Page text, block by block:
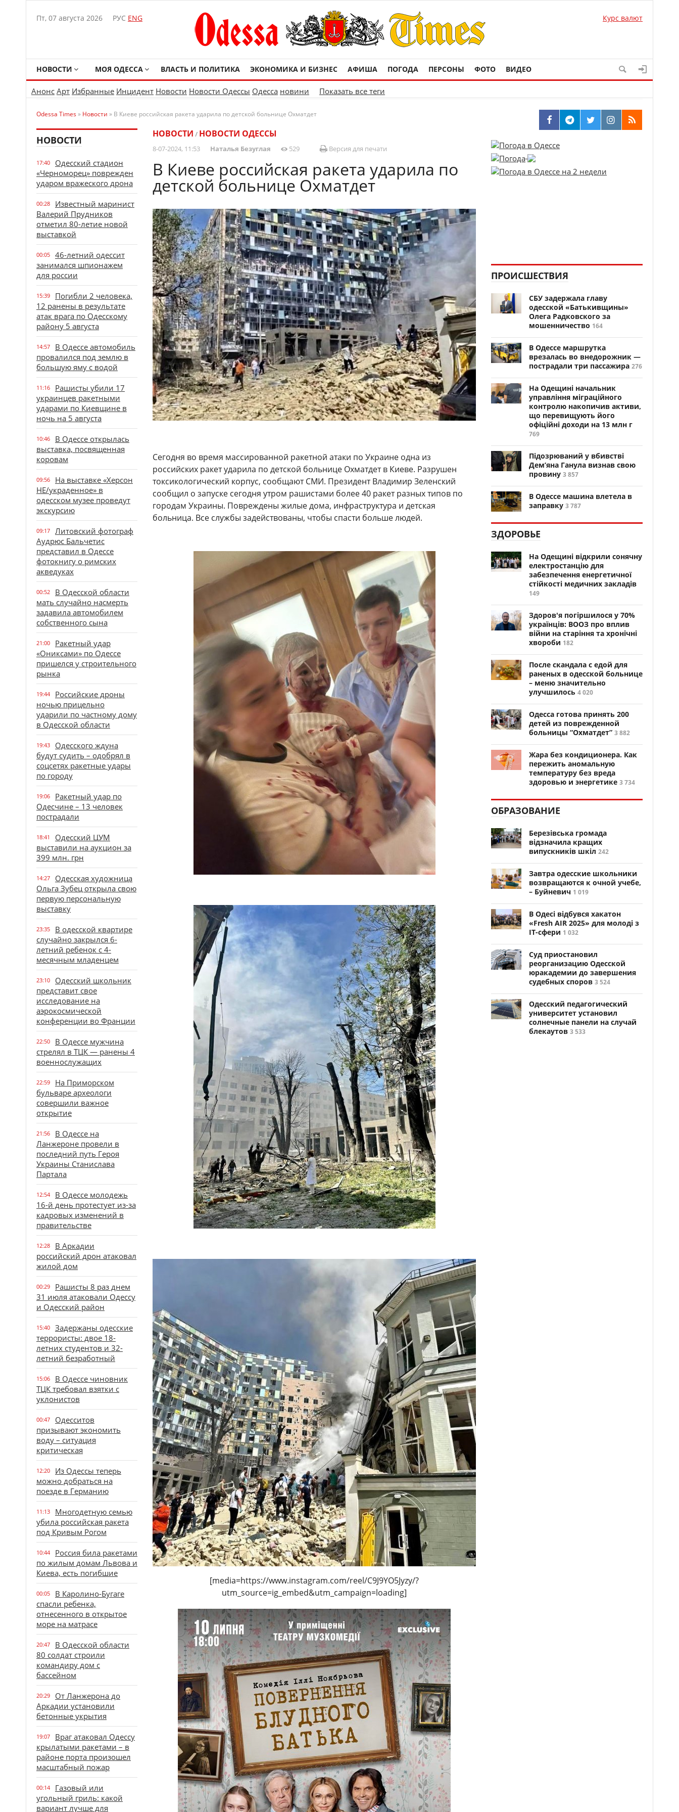
Пт, 07 августа 2026 РУС ENG Курс валют
НОВОСТИ МОЯ ОДЕССА ВЛАСТЬ И ПОЛИТИКА ЭКОНОМИКА И БИЗНЕС АФИША ПОГОДА ПЕРСОНЫ ФОТО ВИДЕО
Анонс Арт Избранные Инцидент Новости Новости Одессы Одесса новини Показать все теги
Odessa Times» Новости » В Киеве российская ракета ударила по детской больнице Охматдет
НОВОСТИ
17:40
Одесский стадион
«Черноморец» поврежден
ударом вражеского дрона
00:28
Известный маринист
Валерий Прудников
отметил 80-летие новой
выставкой
00:05
46-летний одессит
занимался шпионажем
для россии
15:39
Погибли 2 человека,
12 ранены в результате
атак врага по Одесскому
району 5 августа
14:57
В Одессе автомобиль
провалился под землю в
большую яму с водой
11:16
Рашисты убили 17
украинцев ракетными
ударами по Киевщине в
ночь на 5 августа
10:46
В Одессе открылась
выставка, посвященная
коровам
09:56
На выставке «Херсон
НЕ/украденное» в
одесском музее проведут
экскурсию
09:17
Литовский фотограф
Аудрюс Бальчетис
представил в Одессе
фотокнигу о римских
акведуках
00:52
В Одесской области
мать случайно насмерть
задавила автомобилем
собственного сына
21:00
Ракетный удар
«Ониксами» по Одессе
пришелся у строительного
рынка
19:44
Российские дроны
ночью прицельно
ударили по частному дому
в Одесской области
19:43
Одесского ждуна
будут судить – одобрял в
соцсетях ракетные удары
по городу
19:06
Ракетный удар по
Одесчине – 13 человек
пострадали
18:41
Одесский ЦУМ
выставили на аукцион за
399 млн. грн
14:27
Одесская художница
Ольга Зубец открыла свою
первую персональную
выставку
23:35
В одесской квартире
случайно закрылся 6-
летний ребенок с 4-
месячным младенцем
23:10
Одесский школьник
представит свое
исследование на
аэрокосмической
конференции во Франции
22:50
В Одессе мужчина
стрелял в ТЦК — ранены 4
военнослужащих
22:59
На Приморском
бульваре археологи
совершили важное
открытие
21:56
В Одессе на
Ланжероне провели в
последний путь Героя
Украины Станислава
Партала
12:54
В Одессе молодежь
16-й день протестует из-за
кадровых изменений в
правительстве
12:28
В Аркадии
российский дрон атаковал
жилой дом
00:29
Рашисты 8 раз днем
31 июля атаковали Одессу
и Одесский район
15:40
Задержаны одесские
террористы: двое 18-
летних студентов и 32-
летний безработный
15:06
В Одессе чиновник
ТЦК требовал взятки с
уклонистов
00:47
Одесситов
призывают экономить
воду – ситуация
критическая
12:20
Из Одессы теперь
можно добраться на
поезде в Германию
11:13
Многодетную семью
убила российская ракета
под Кривым Рогом
10:44
Россия била ракетами
по жилым домам Львова и
Киева, есть погибшие
00:05
В Каролино-Бугаге
спасли ребенка,
отнесенного в открытое
море на матрасе
20:47
В Одесской области
80 солдат строили
командиру дом с
бассейном
20:29
От Ланжерона до
Аркадии установили
бетонные укрытия
19:07
Враг атаковал Одессу
крылатыми ракетами – в
районе порта произошел
масштабный пожар
00:14
Газовый или
угольный гриль: какой
вариант лучше для
НОВОСТИ / НОВОСТИ ОДЕССЫ
8-07-2024, 11:53 Наталья Безуглая 529 Версия для печати
В Киеве российская ракета ударила по
детской больнице Охматдет
Сегодня во время массированной ракетной атаки по Украине одна из
российских ракет ударила по детской больнице Охматдет в Киеве. Разрушен
токсикологический корпус, сообщают СМИ. Президент Владимир Зеленский
сообщил о запуске сегодня утром рашистами более 40 ракет разных типов по
городам Украины. Повреждены жилые дома, инфраструктура и детская
больница. Все службы задействованы, чтобы спасти больше людей.
[media=https://www.instagram.com/reel/C9J9YO5Jyzy/?
utm_source=ig_embed&utm_campaign=loading]
ПРОИСШЕСТВИЯ
СБУ задержала главу
одесской «Батькивщины»
Олега Радковского за
мошенничество 164
В Одессе маршрутка
врезалась во внедорожник —
пострадали три пассажира 276
На Одещині начальник
управління міграційного
контролю накопичив активи,
що перевищують його
офіційні доходи на 13 млн г
769
Підозрюваний у вбивстві
Дем’яна Ганула визнав свою
провину 3 857
В Одессе машина влетела в
заправку 3 787
ЗДОРОВЬЕ
На Одещині відкрили сонячну
електростанцію для
забезпечення енергетичної
стійкості медичних закладів
149
Здоров'я погіршилося у 70%
українців: ВООЗ про вплив
війни на старіння та хронічні
хвороби 182
После скандала с едой для
раненых в одесской больнице
– меню значительно
улучшилось 4 020
Одесса готова принять 200
детей из поврежденной
больницы “Охматдет” 3 882
Жара без кондиционера. Как
пережить аномальную
температуру без вреда
здоровью и энергетике 3 734
ОБРАЗОВАНИЕ
Березівська громада
відзначила кращих
випускників шкіл 242
Завтра одесские школьники
возвращаются к очной учебе,
– Буйневич 1 019
В Одесі відбувся хакатон
«Fresh AIR 2025» для молоді з
ІТ-сфери 1 032
Суд приостановил
реорганизацию Одесской
юракадемии до завершения
судебных споров 3 524
Одесский педагогический
университет установил
солнечные панели на случай
блекаутов 3 533